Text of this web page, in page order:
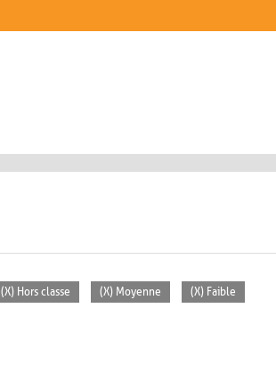
(X) Hors classe (X) Moyenne (X) Faible